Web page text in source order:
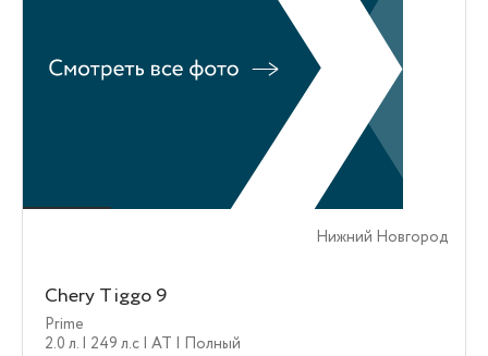
Нижний Новгород
Chery Tiggo 9
Prime
2.0 л. | 249 л.c | AT | Полный